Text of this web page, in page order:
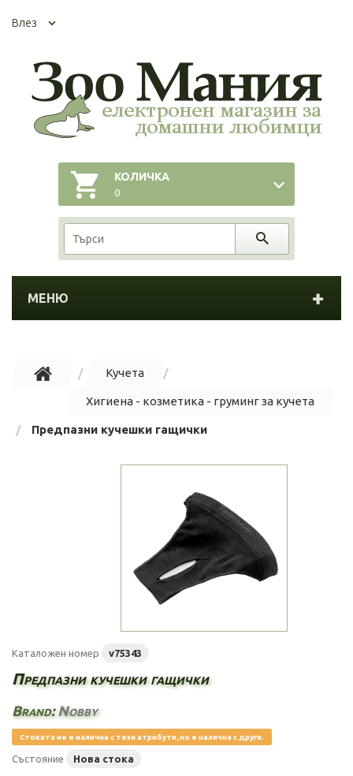
Влез
КОЛИЧКА
0
МЕНЮ
Кучета
Хигиена - козметика - груминг за кучета
Предпазни кучешки гащички
Каталожен номер v75343
Предпазни кучешки гащички
Brand:Nobby
Стоката не е налична с тези атрибути, но е налична с други.
Състояние Нова стока